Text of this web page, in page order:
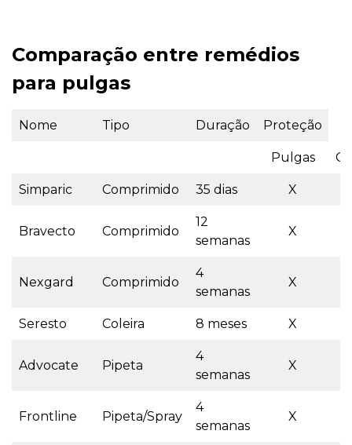
Comparação entre remédios
para pulgas
Nome Tipo Duração Proteção
Pulgas
Simparic Comprimido 35 dias X
Bravecto Comprimido
12
semanas
X
Nexgard Comprimido
4
semanas
X
Seresto Coleira 8 meses X
Advocate Pipeta
4
semanas
X
Frontline Pipeta/Spray
4
semanas
X